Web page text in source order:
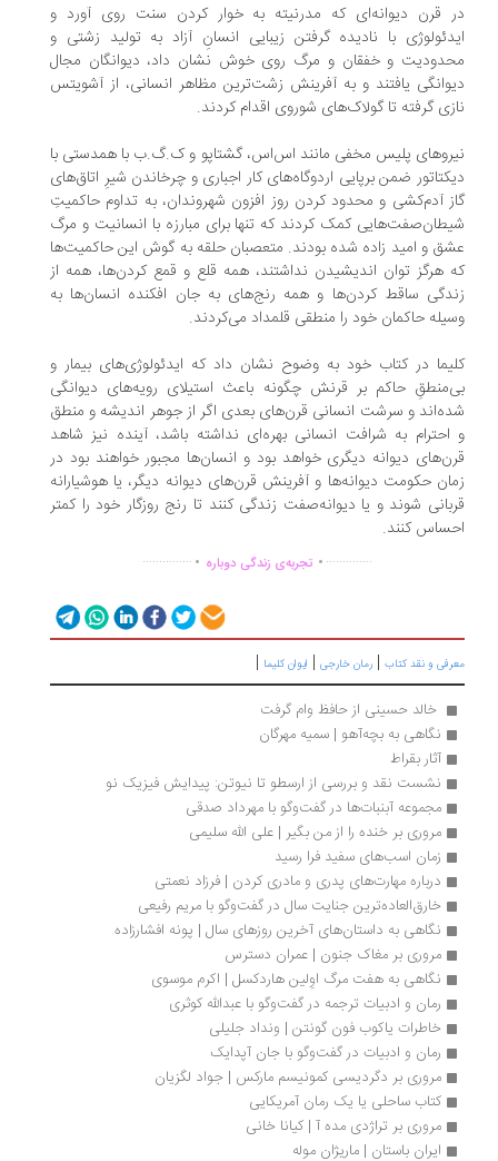
قرن دیوانه‌ای که مدرنیته به خوار کردن سنت روی آورد و
با نادیده گرفتن زیبایی انسانِ آزاد به تولید زشتی و
و خفقان و مرگ روی خوش نشان داد، دیوانگان مجال
یافتند و به آفرینش زشت‌ترین مظاهر انسانی، از آشویتس
گرفته تا گولاک‌های شوروی اقدام کردند.
پلیس مخفی مانند اس‌اس، گشتاپو و ک.گ.ب با همدستی با
ضمن برپایی اردوگاه‌های کار اجباری و چرخاندن شیرِ اتاق‌‌های
آدم‌کشی و محدود کردن روز افزون شهروندان، به تداوم حاکمیتِ
کمک کردند که تنها برای مبارزه با انسانیت و مرگ
و امید زاده شده بودند. متعصبان حلقه به گوش این حاکمیت‌ها
هرگز توان اندیشیدن نداشتند، همه قلع و قمع کردن‌ها، همه از
ساقط کردن‌ها و همه رنج‌های به جان افکنده انسان‌ها به
حاکمان خود را منطقی قلمداد می‌کردند.
در کتاب خود به وضوح نشان داد که ایدئولوژی‌های بیمار و
حاکم بر قرنش چگونه باعث استیلای رویه‌های دیوانگی
و سرشت انسانی قرن‌های بعدی اگر از جوهر اندیشه و منطق
به شرافت انسانی بهره‌ای نداشته باشد، آینده نیز شاهد
دیوانه دیگری خواهد بود و انسان‌ها مجبور خواهند بود در
حکومت دیوانه‌ها و آفرینش قرن‌های دیوانه دیگر، یا هوشیارانه
شوند و یا دیوانه‌صفت زندگی کنند تا رنج روزگار خود را کمتر
کنند.
................تجربه‌ی زندگی دوباره ...............
و نقد کتاب|رمان خارجی|ایوان کلیما|
خالد حسینی از حافظ وام گرفت
نگاهی به بچه‌آهو | سمیه مهرگان
آثار بقراط
نشست نقد و بررسی از ارسطو تا نیوتن: پیدایش فیزیک نو
مجموعه آبنبات‌ها در گفت‌وگو با مهرداد صدقی
مروری بر خنده را از من بگیر | علی الله سلیمی
زمان اسب‌های سفید فرا رسید
درباره مهارت‌های پدری و مادری کردن | فرزاد نعمتی
خارق‌العاده‌‌ترین جنایت سال در گفت‌وگو با مریم رفیعی
نگاهی به داستان‌های آخرین روزهای سال | پونه افشارزاده
مروری بر مغاک جنون | عمران دسترس
نگاهی به هفت مرگ اوِلین هاردکسل | اکرم موسوی
رمان و ادبیات ترجمه در گفت‌وگو با عبدالله کوثری
خاطرات ياکوب فون گونتن | ونداد جلیلی
رمان و ادبیات در گفت‌وگو با جان آپدایک
مروری بر دگردیسی کمونیسم مارکس | جواد لگزیان
کتاب ساحلی یا یک رمان آمریکایی
مروری بر تراژدی مده آ | کیانا خانی
ایران باستان | ماریژان موله